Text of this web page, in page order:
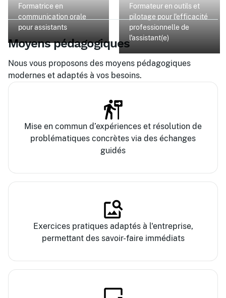
Formatrice en
communication orale
pour assistants
Formateur en outils et
pilotage pour l'efficacité
professionnelle de
l'assistant(e)
Moyens pédagogiques
Nous vous proposons des moyens pédagogiques
modernes et adaptés à vos besoins.
Mise en commun d’expériences et résolution de
problématiques concrètes via des échanges
guidés
Exercices pratiques adaptés à l'entreprise,
permettant des savoir-faire immédiats